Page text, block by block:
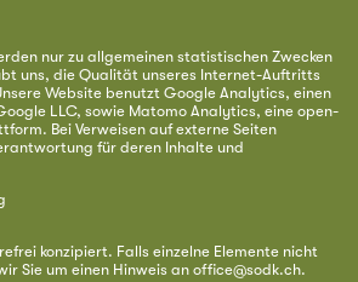
nur zu allgemeinen statistischen Zwecken
uns, die Qualität unseres Internet-Auftritts
Website benutzt Google Analytics, einen
LLC, sowie Matomo Analytics, eine open-
Bei Verweisen auf externe Seiten
für deren Inhalte und
konzipiert. Falls einzelne Elemente nicht
Sie um einen Hinweis an office@sodk.ch.